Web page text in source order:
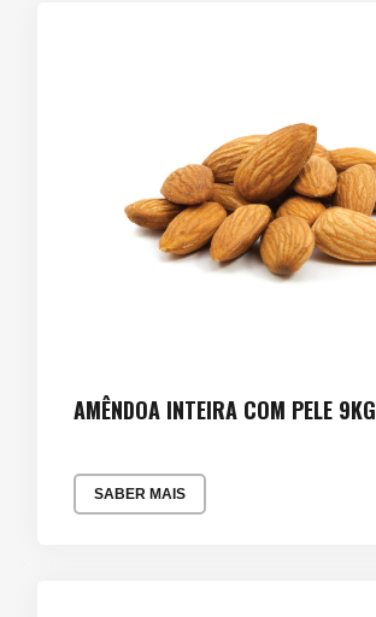
AMÊNDOA INTEIRA COM PELE 9KG
SABER MAIS